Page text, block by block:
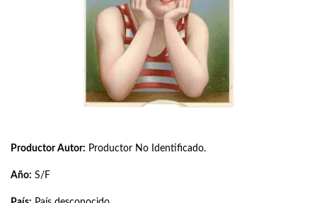
Productor Autor: Productor No Identificado.
Año: S/F